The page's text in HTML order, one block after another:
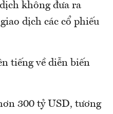
không đưa ra
dịch các cổ phiếu
tiếng về diễn biến
300 tỷ USD, tương